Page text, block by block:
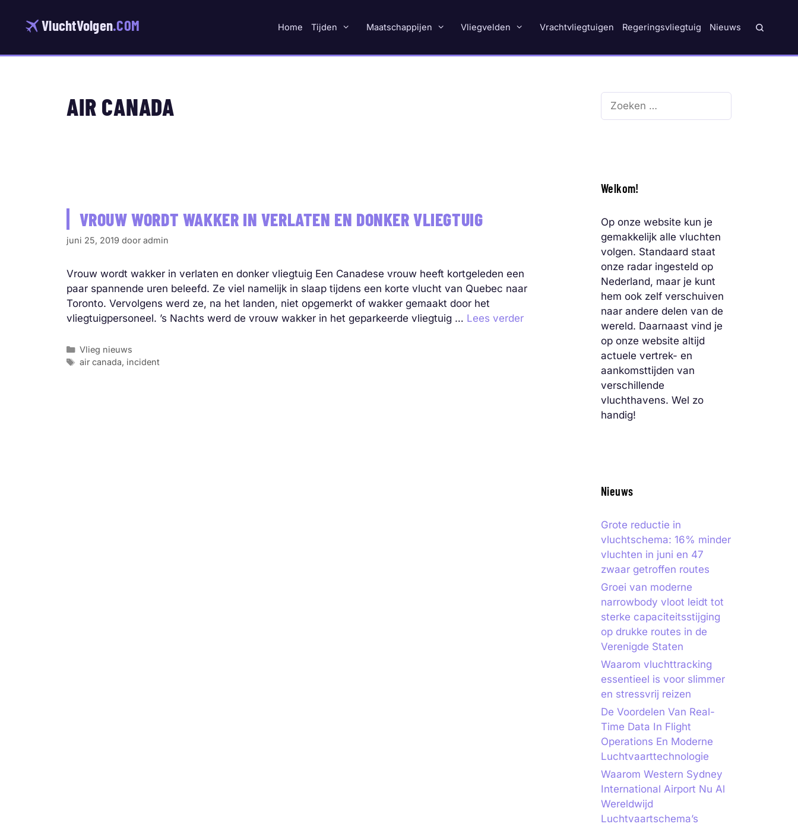
VluchtVolgen.COM Home Tijden Maatschappijen Vliegvelden Vrachtvliegtuigen Regeringsvliegtuig Nieuws
AIR CANADA
VROUW WORDT WAKKER IN VERLATEN EN DONKER VLIEGTUIG
juni 25, 2019 door admin
Vrouw wordt wakker in verlaten en donker vliegtuig Een Canadese vrouw heeft kortgeleden een
paar spannende uren beleefd. Ze viel namelijk in slaap tijdens een korte vlucht van Quebec naar
Toronto. Vervolgens werd ze, na het landen, niet opgemerkt of wakker gemaakt door het
vliegtuigpersoneel. ’s Nachts werd de vrouw wakker in het geparkeerde vliegtuig … Lees verder
Categorieën
Vlieg nieuws
Tags
air canada, incident
Zoek
Welkom!
Op onze website kun je
gemakkelijk alle vluchten
volgen. Standaard staat
onze radar ingesteld op
Nederland, maar je kunt
hem ook zelf verschuiven
naar andere delen van de
wereld. Daarnaast vind je
op onze website altijd
actuele vertrek- en
aankomsttijden van
verschillende
vluchthavens. Wel zo
handig!
Nieuws
Grote reductie in
vluchtschema: 16% minder
vluchten in juni en 47
zwaar getroffen routes
Groei van moderne
narrowbody vloot leidt tot
sterke capaciteitsstijging
op drukke routes in de
Verenigde Staten
Waarom vluchttracking
essentieel is voor slimmer
en stressvrij reizen
De Voordelen Van Real-
Time Data In Flight
Operations En Moderne
Luchtvaarttechnologie
Waarom Western Sydney
International Airport Nu Al
Wereldwijd
Luchtvaartschema’s